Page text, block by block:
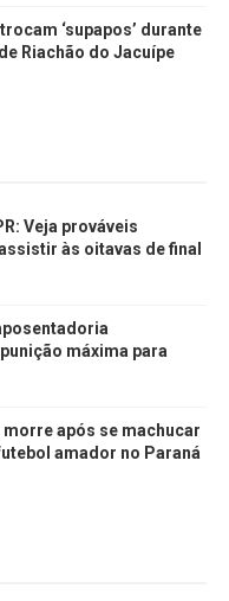
‘supapos’ durante
Riachão do Jacuípe
Veja prováveis
às oitavas de final
máxima para
após se machucar
amador no Paraná